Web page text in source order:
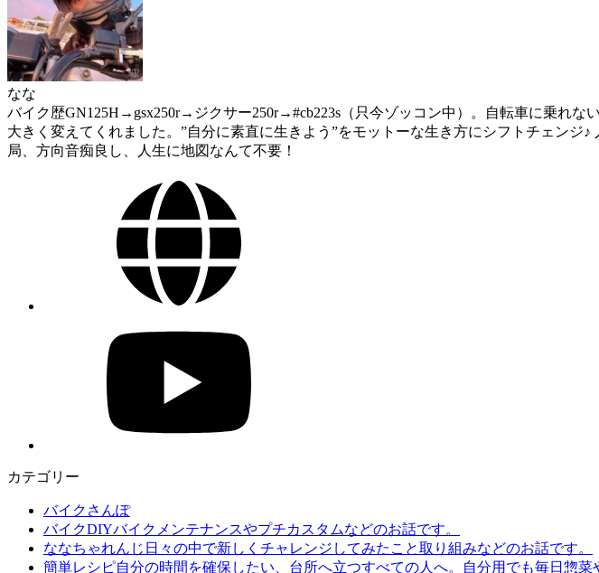
なな
バイク歴GN125H→gsx250r→ジクサー250r→#cb223s（只今ゾッコン中）。自転車に乗れ
大きく変えてくれました。”自分に素直に生きよう”をモットーな生き方にシフトチェン
局、方向音痴良し、人生に地図なんて不要！
カテゴリー
バイクさんぽ
バイクDIYバイクメンテナンスやプチカスタムなどのお話です。
ななちゃれんじ 日々の中で新しくチャレンジしてみたこと取り組みなどのお話です。
簡単レシピ自分の時間を確保したい、台所へ立つすべての人へ。自分用でも毎日惣